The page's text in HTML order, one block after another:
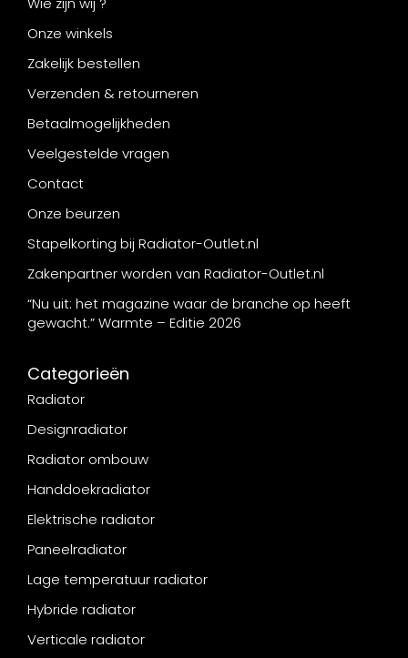
Onze winkels
Zakelijk bestellen
Verzenden & retourneren
Betaalmogelijkheden
Veelgestelde vragen
Contact
Onze beurzen
Stapelkorting bij Radiator-Outlet.nl
Zakenpartner worden van Radiator-Outlet.nl
“Nu uit: het magazine waar de branche op heeft
gewacht.” Warmte – Editie 2026
Categorieën
Radiator
Designradiator
Radiator ombouw
Handdoekradiator
Elektrische radiator
Paneelradiator
Lage temperatuur radiator
Hybride radiator
Verticale radiator